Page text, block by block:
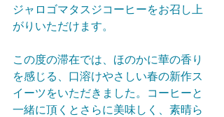
ジャロゴマタスジコーヒーをお召し上
がりいただけます。
この度の滞在では、ほのかに華の香り
を感じる、口溶けやさしい春の新作ス
イーツをいただきました。コーヒーと
一緒に頂くとさらに美味しく、素晴ら